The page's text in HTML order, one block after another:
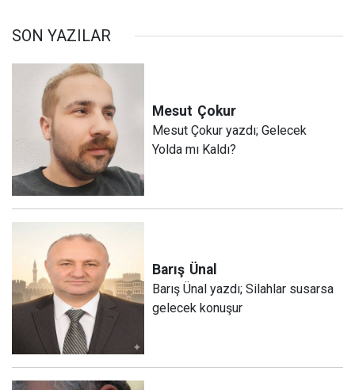
SON YAZILAR
Mesut Çokur
Mesut Çokur yazdı; Gelecek
Yolda mı Kaldı?
Barış Ünal
Barış Ünal yazdı; Silahlar susarsa
gelecek konuşur